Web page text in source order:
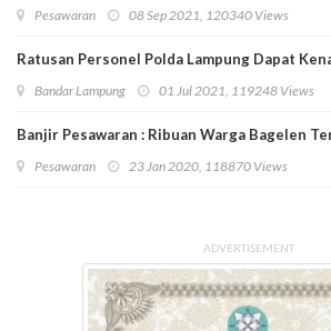
Pesawaran 08 Sep 2021, 120340 Views
Ratusan Personel Polda Lampung Dapat
Bandar Lampung 01 Jul 2021, 119248 Views
Banjir Pesawaran : Ribuan Warga Bagelen
Pesawaran 23 Jan 2020, 118870 Views
ADVERTISEMENT